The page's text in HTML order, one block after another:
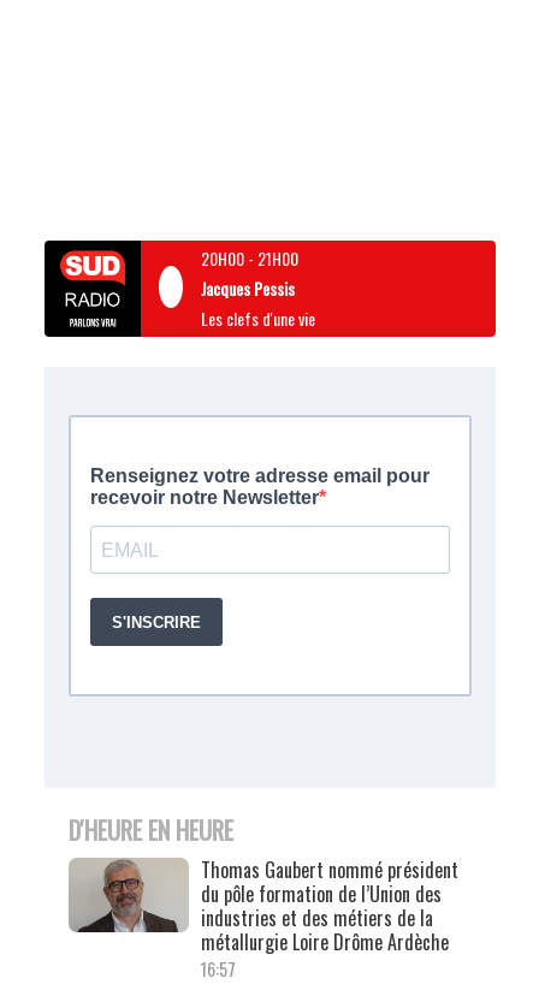
20H00- 21H00
Jacques Pessis
Les clefs d'une vie
D'HEURE EN HEURE
Thomas Gaubert nommé président
du pôle formation de l’Union des
industries et des métiers de la
métallurgie Loire Drôme Ardèche
16:57